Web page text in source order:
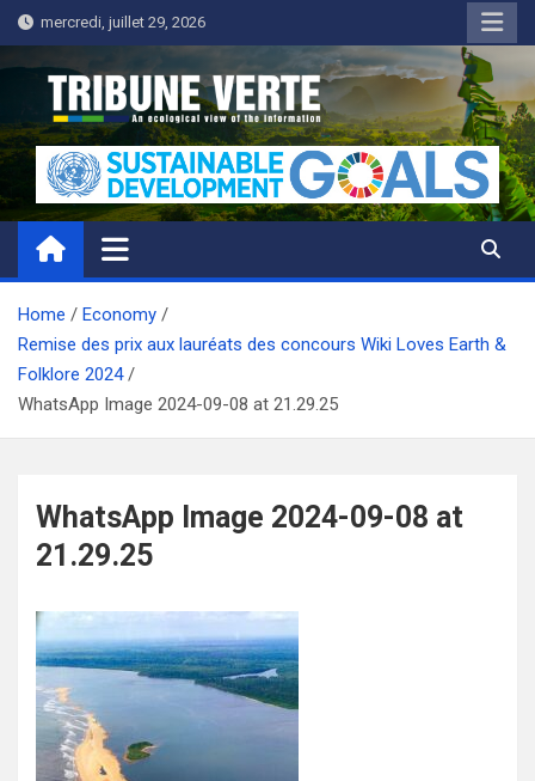
Skip
to
content
mercredi, juillet 29, 2026
Tribune Verte
Un regard écologique de l'information
Home
Economy
Remise des prix aux lauréats des concours Wiki Loves Earth &
Folklore 2024
WhatsApp Image 2024-09-08 at 21.29.25
WhatsApp Image 2024-09-08 at
21.29.25